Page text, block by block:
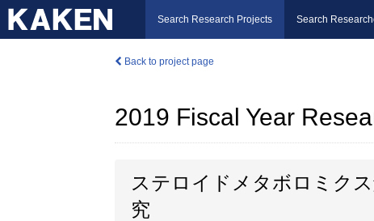
Search Research Projects Search
Back to project page
2019 Fiscal Year
ステロイドメタボロミク
究